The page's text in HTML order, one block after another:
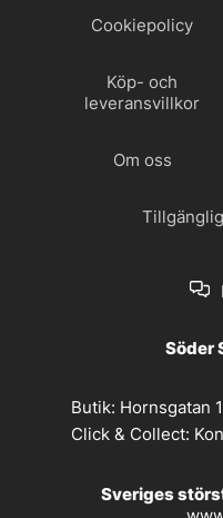
Cookiepolicy
Köp- och
leveransvillkor
Om oss
Söder
Butik: Hornsgatan
Click & Collect:
Sveriges